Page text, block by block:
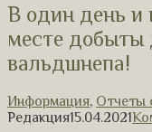
В один день и
месте добыты
вальдшнепа!
Информация, Отчеты
Редакция15.04.2021